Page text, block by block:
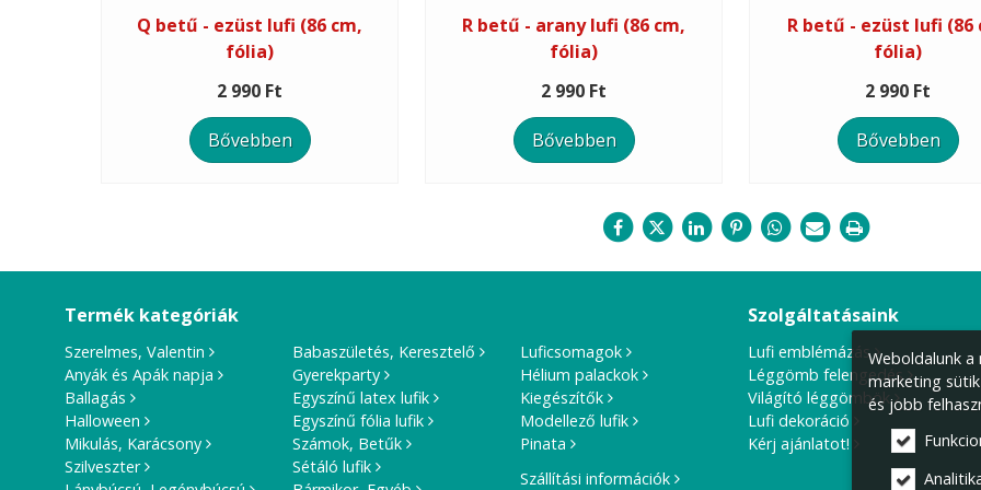
Q betű - ezüst lufi (86 cm,
fólia)
2 990 Ft
Bővebben
R betű - arany lufi (86 cm,
fólia)
2 990 Ft
Bővebben
R betű - ezüst lufi (86
fólia)
2 990 Ft
Bővebben
Termék kategóriák
Szerelmes, Valentin
Anyák és Apák napja
Ballagás
Halloween
Mikulás, Karácsony
Szilveszter
Babaszületés, Keresztelő
Gyerekparty
Egyszínű latex lufik
Egyszínű fólia lufik
Számok, Betűk
Sétáló lufik
Luficsomagok
Hélium palackok
Kiegészítők
Modellező lufik
Pinata
Szállítási információk
Szolgáltatásaink
Lufi emblémázás
Léggömb felengedés
Világító léggömbök
Lufi dekoráció
Kérj ajánlatot!
Weboldalunk
marketing
és jobb